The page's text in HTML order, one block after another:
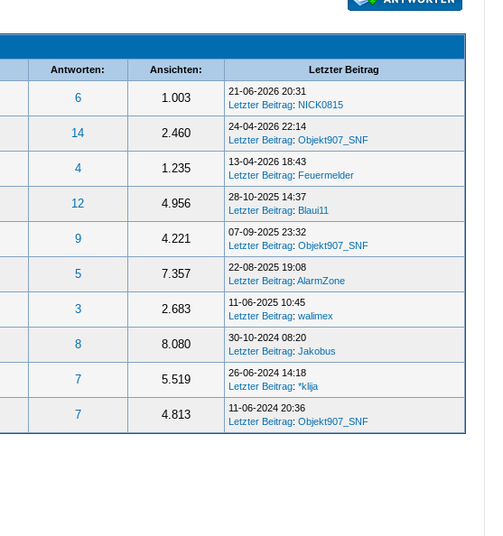
Antworten: Ansichten: Letzter Beitrag
6 1.003
21-06-2026 20:31
Letzter Beitrag: NICK0815
14 2.460
24-04-2026 22:14
Letzter Beitrag: Objekt907_SNF
4 1.235
13-04-2026 18:43
Letzter Beitrag: Feuermelder
12 4.956
28-10-2025 14:37
Letzter Beitrag: Blaui11
9 4.221
07-09-2025 23:32
Letzter Beitrag: Objekt907_SNF
5 7.357
22-08-2025 19:08
Letzter Beitrag: AlarmZone
3 2.683
11-06-2025 10:45
Letzter Beitrag: walimex
8 8.080
30-10-2024 08:20
Letzter Beitrag: Jakobus
7 5.519
26-06-2024 14:18
Letzter Beitrag: *klija
7 4.813
11-06-2024 20:36
Letzter Beitrag: Objekt907_SNF